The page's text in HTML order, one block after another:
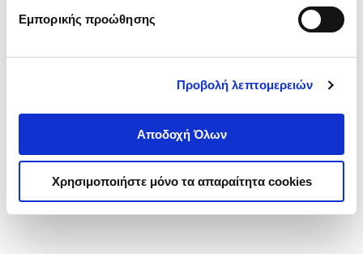
Εμπορικής προώθησης
Προβολή λεπτομερειών
Αποδοχή Όλων
Χρησιμοποιήστε μόνο τα απαραίτητα cookies